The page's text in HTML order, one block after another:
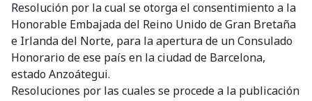
Resolución por la cual se otorga el consentimiento a la
Honorable Embajada del Reino Unido de Gran Bretaña
e Irlanda del Norte, para la apertura de un Consulado
Honorario de ese país en la ciudad de Barcelona,
estado Anzoátegui.
Resoluciones por las cuales se procede a la publicación